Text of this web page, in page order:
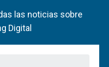
las noticias sobre
Digital